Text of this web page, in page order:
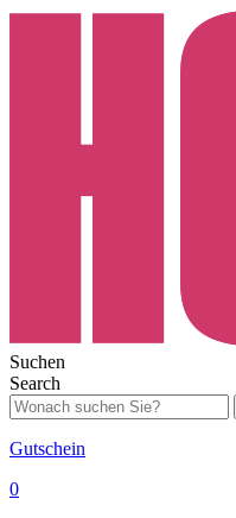
Suchen
Search
Gutschein
0